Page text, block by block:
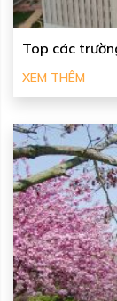
Top các
XEM THÊM